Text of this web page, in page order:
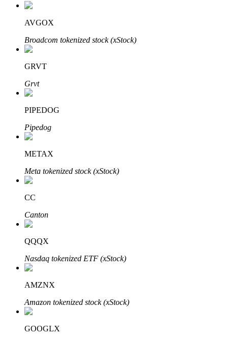
Investissement automobile
Découvrez comment gagner un revenu passif
Bitrue
Partenaires Bitrue
AVGOX
Broadcom tokenized stock (xStock)
GRVT
Grvt
PIPEDOG
Pipedog
METAX
Meta tokenized stock (xStock)
CC
Canton
QQQX
Nasdaq tokenized ETF (xStock)
AMZNX
Amazon tokenized stock (xStock)
GOOGLX